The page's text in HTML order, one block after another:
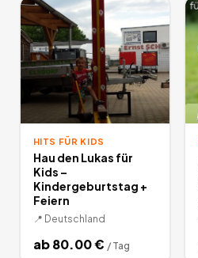
HITS FÜR KIDS
Hau den Lukas für
Kids –
Kindergeburtstag +
Feiern
📍 Deutschland
ab80.00€ / Tag